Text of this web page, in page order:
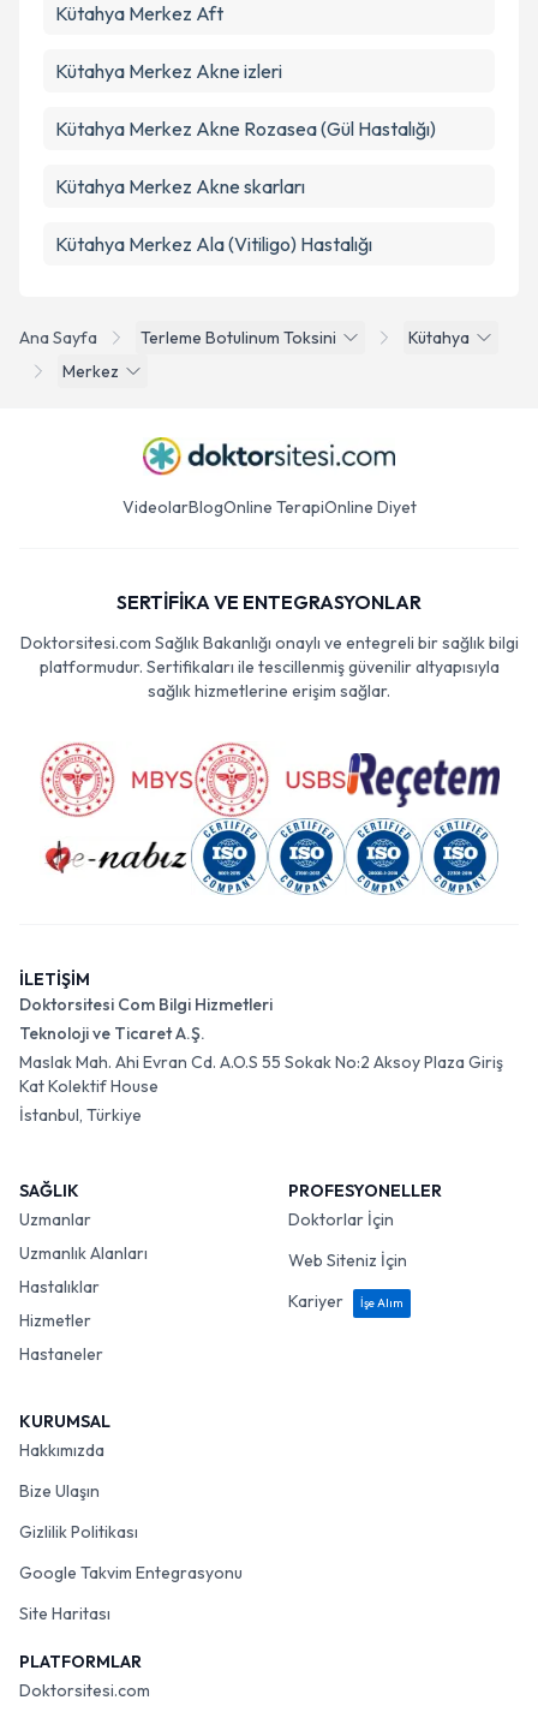
Ana Sayfa Terleme Botulinum Toksini
Kütahya
Merkez
Kütahya Merkez Aft
Kütahya Merkez Akne izleri
Kütahya Merkez Akne Rozasea (Gül Hastalığı)
Kütahya Merkez Akne skarları
Kütahya Merkez Ala (Vitiligo) Hastalığı
VideolarBlogOnline TerapiOnline Diyet
SERTİFİKA VE ENTEGRASYONLAR
Doktorsitesi.com Sağlık Bakanlığı onaylı ve entegreli bir sağlık bilgi
platformudur. Sertifikaları ile tescillenmiş güvenilir altyapısıyla
sağlık hizmetlerine erişim sağlar.
İLETİŞİM
Doktorsitesi Com Bilgi Hizmetleri
Teknoloji ve Ticaret A.Ş.
Maslak Mah. Ahi Evran Cd. A.O.S 55 Sokak No:2 Aksoy Plaza Giriş
Kat Kolektif House
İstanbul, Türkiye
SAĞLIK
Uzmanlar
Uzmanlık Alanları
Hastalıklar
Hizmetler
Hastaneler
PROFESYONELLER
Doktorlar İçin
Web Siteniz İçin
Kariyer
İşe Alım
KURUMSAL
Hakkımızda
Bize Ulaşın
Gizlilik Politikası
Google Takvim Entegrasyonu
Site Haritası
PLATFORMLAR
Doktorsitesi.com